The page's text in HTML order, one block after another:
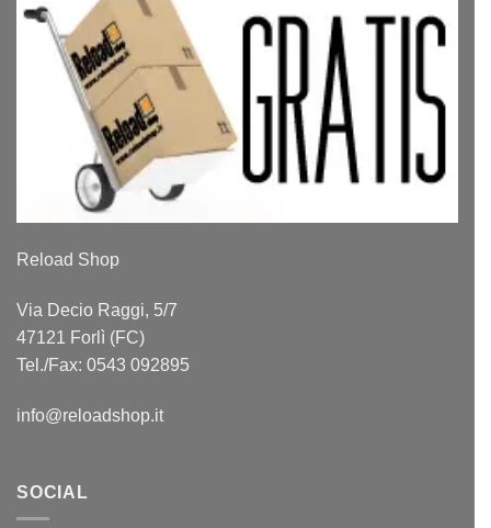
Reload Shop
Via Decio Raggi, 5/7
47121 Forlì (FC)
Tel./Fax: 0543 092895
info@reloadshop.it
SOCIAL